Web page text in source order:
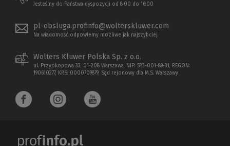
Jesteśmy do Państwa dyspozycji od 8:00 do 16:00
pl-obsluga.profinfo@wolterskluwer.com
Na wiadomość odpowiemy możliwe jak najszybciej.
Wolters Kluwer Polska Sp. z o.o.
ul. Przyokopowa 33, 01-208 Warszawa; NIP: 583-001-89-31, REGON:
190610277, KRS: 0000709879, Sąd rejonowy dla M.S. Warszawy